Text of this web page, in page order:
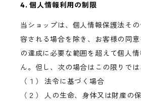
4. 個人情報利用の制限
当ショップは、個人情報保護法そ
容される場合を除き、お客様の同
の達成に必要な範囲を超えて個人
ん。但し、次の場合はこの限りでは
（１） 法令に基づく場合
（２） 人の生命、身体又は財産の